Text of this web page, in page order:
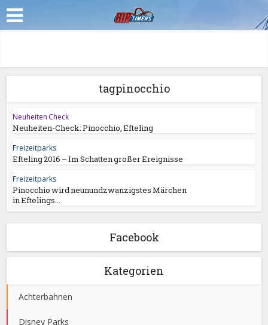
tagpinocchio
Neuheiten Check
Neuheiten-Check: Pinocchio, Efteling
Freizeitparks
Efteling 2016 – Im Schatten großer Ereignisse
Freizeitparks
Pinocchio wird neunundzwanzigstes Märchen
in Eftelings...
Facebook
Kategorien
Achterbahnen
Disney Parks